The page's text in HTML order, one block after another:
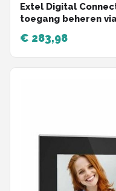
Extel Digital
toegang beheren
€ 283,98